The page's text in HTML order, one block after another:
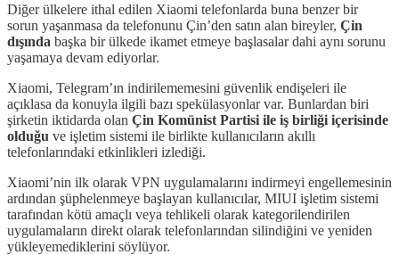
Diğer ülkelere ithal edilen Xiaomi telefonlarda buna benzer bir
sorun yaşanmasa da telefonunu Çin’den satın alan bireyler, Çin
dışında başka bir ülkede ikamet etmeye başlasalar dahi aynı sorunu
yaşamaya devam ediyorlar.
Xiaomi, Telegram’ın indirilememesini güvenlik endişeleri ile
açıklasa da konuyla ilgili bazı spekülasyonlar var. Bunlardan biri
şirketin iktidarda olan Çin Komünist Partisi ile iş birliği içerisinde
olduğu ve işletim sistemi ile birlikte kullanıcıların akıllı
telefonlarındaki etkinlikleri izlediği.
Xiaomi’nin ilk olarak VPN uygulamalarını indirmeyi engellemesinin
ardından şüphelenmeye başlayan kullanıcılar, MIUI işletim sistemi
tarafından kötü amaçlı veya tehlikeli olarak kategorilendirilen
uygulamaların direkt olarak telefonlarından silindiğini ve yeniden
yükleyemediklerini söylüyor.